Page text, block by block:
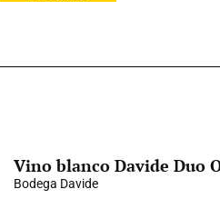
Vino blanco Davide Duo
Bodega Davide